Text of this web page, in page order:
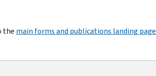
the main forms and publications landing page